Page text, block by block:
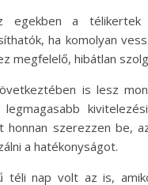
egekben a
ha komolyan
megfelelő, hibátlan
is lesz
honnan szerezzen be,
a hatékonyságot.
téli nap volt az is,